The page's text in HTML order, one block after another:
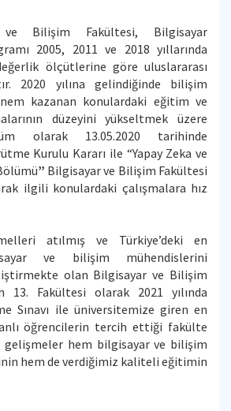
Bilişim Fakültesi, Bilgisayar
2005, 2011 ve 2018 yıllarında
ölçütlerine göre uluslararası
2020 yılına gelindiğinde bilişim
kazanan konulardaki eğitim ve
düzeyini yükseltmek üzere
olarak 13.05.2020 tarihinde
Kurulu Kararı ile “Yapay Zeka ve
” Bilgisayar ve Bilişim Fakültesi
ilgili konulardaki çalışmalara hız
atılmış ve Türkiye’deki en
ve bilişim mühendislerini
olan Bilgisayar ve Bilişim
13. Fakültesi olarak 2021 yılında
Sınavı ile üniversitemize giren en
öğrencilerin tercih ettiği fakülte
gelişmeler hem bilgisayar ve bilişim
hem de verdiğimiz kaliteli eğitimin